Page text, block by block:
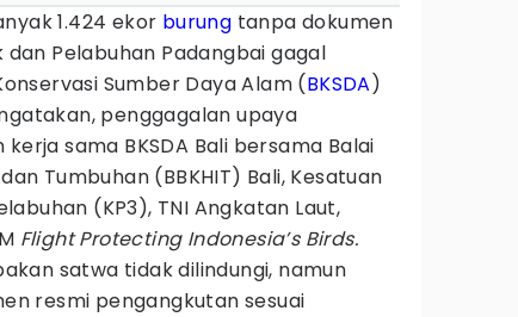
1.424 ekor burung tanpa dokumen
Pelabuhan Padangbai gagal
Sumber Daya Alam (BKSDA)
penggagalan upaya
sama BKSDA Bali bersama Balai
Tumbuhan (BBKHIT) Bali, Kesatuan
(KP3), TNI Angkatan Laut,
Flight Protecting Indonesia’s Birds.
satwa tidak dilindungi, namun
resmi pengangkutan sesuai